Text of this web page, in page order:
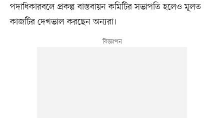
পদাধিকারবলে প্রকল্প বাস্তবায়ন কমিটির সভাপতি হলেও মূলত
কাজটির দেখভাল করছেন অন্যরা।